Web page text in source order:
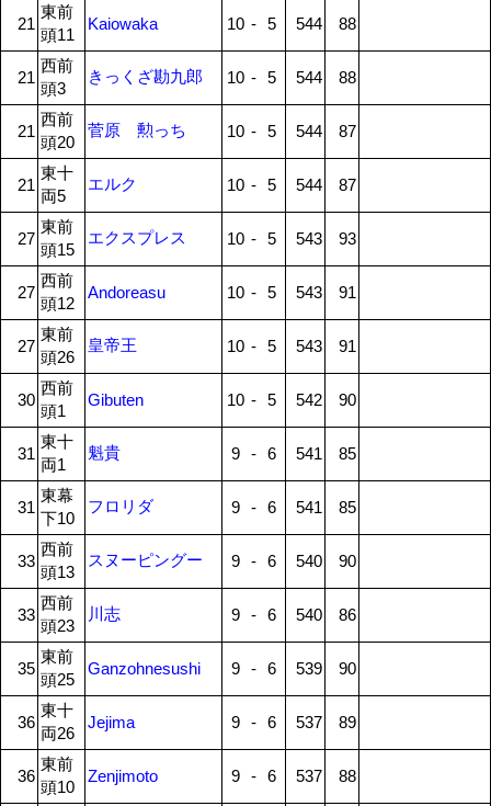
21
東前
頭11
Kaiowaka 10 - 5 544 88
21
西前
頭3
きっくざ勘九郎 10 - 5 544 88
21
西前
頭20
菅原 勲っち 10 - 5 544 87
21
東十
両5
エルク 10 - 5 544 87
27
東前
頭15
エクスプレス 10 - 5 543 93
27
西前
頭12
Andoreasu 10 - 5 543 91
27
東前
頭26
皇帝王 10 - 5 543 91
30
西前
頭1
Gibuten 10 - 5 542 90
31
東十
両1
魁貴 9 - 6 541 85
31
東幕
下10
フロリダ 9 - 6 541 85
33
西前
頭13
スヌーピングー 9 - 6 540 90
33
西前
頭23
川志 9 - 6 540 86
35
東前
頭25
Ganzohnesushi 9 - 6 539 90
36
東十
両26
Jejima 9 - 6 537 89
36
東前
頭10
Zenjimoto 9 - 6 537 88